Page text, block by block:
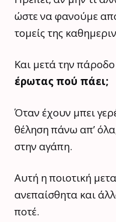
ώστε να φανούμε
τομείς της
Και μετά την
έρωτας πού πάει;
Όταν έχουν μπει
θέληση πάνω απ’
στην αγάπη.
Αυτή η ποιοτική
ανεπαίσθητα και
ποτέ.